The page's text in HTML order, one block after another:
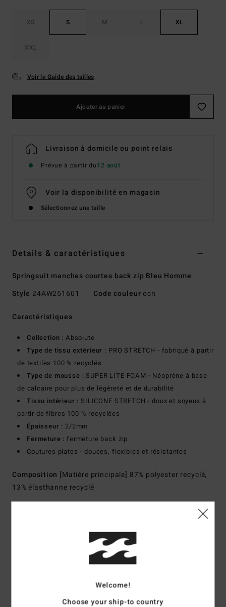
XS S M L XL
XXL
Voir le Guide des tailles
Ajouter au panier
Livraison à domicile ou point relais
Prévue à partir du12 août
Voir la disponibilité en magasin
Sélectionnez une taille
Details & caractéristiques
Springsuit manches courtes back zip Bleu Homme
Style 24AW251601 Code couleur ocn
Caractéristiques
Collection : Absolute
Type de tissu extérieur : PRO STRETCH - fabriqué à partir
de textiles 100 % recyclés
Type de mousse : SUPER LITE FOAM - Néoprène à base
de calcaire pour plus de légèreté et de durabilité
Tissu intérieur : SILICONE STRETCH - doux et soyeux à
partir de fibres 100 % recyclées
Épaisseur : 2/2mm
Fermeture : fermeture back zip
Coutures plates - douces, flexibles et résistantes
Composition [Matière principale] 87% polyester recyclé,
13% élasthanne recyclé
Livraison & Retours
Welcome!
Choose your ship-to country